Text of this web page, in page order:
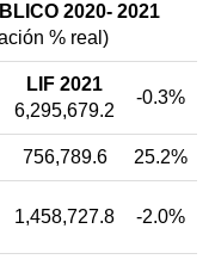
2020- 2021
% real)
LIF 2021
6,295,679.2
-0.3%
756,789.6 25.2%
1,458,727.8 -2.0%